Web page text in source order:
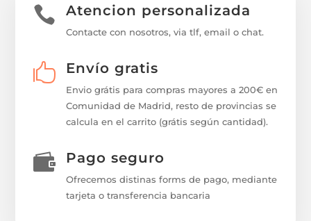
 Atencion personalizada
Contacte con nosotros, via tlf, email o chat.
 Envío gratis
Envio grátis para compras mayores a 200€ en
Comunidad de Madrid, resto de provincias se
calcula en el carrito (grátis según cantidad).
 Pago seguro
Ofrecemos distinas forms de pago, mediante
tarjeta o transferencia bancaria